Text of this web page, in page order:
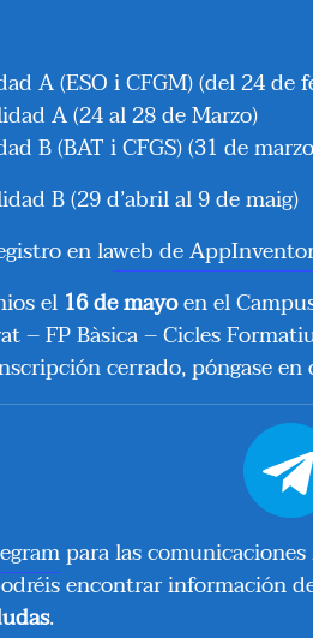
A (ESO i CFGM) (del 24 de
A (24 al 28 de Marzo)
B (BAT i CFGS) (31 de
B (29 d’abril al 9 de maig)
en laweb de
el16 de mayoen el
– FP Bàsica – Cicles
cerrado, póngase en
para las
encontrar información
.